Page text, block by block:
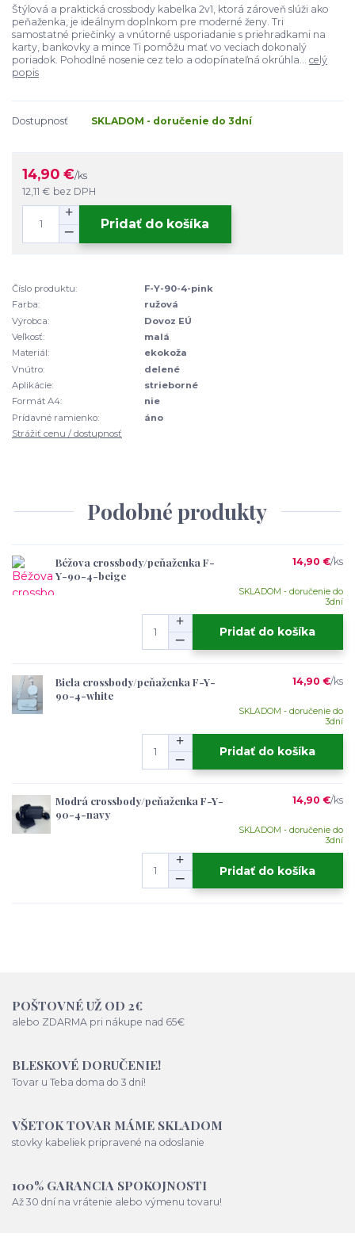
Štýlová a praktická crossbody kabelka 2v1, ktorá zároveň slúži ako
peňaženka, je ideálnym doplnkom pre moderné ženy. Tri
samostatné priečinky a vnútorné usporiadanie s priehradkami na
karty, bankovky a mince Ti pomôžu mať vo veciach dokonalý
poriadok. Pohodlné nosenie cez telo a odopínateľná okrúhla... celý
popis
Dostupnosť SKLADOM - doručenie do 3dní
14,90 €/ks
12,11 € bez DPH
Pridať do košíka
Číslo produktu:
F-Y-90-4-pink
Farba:
ružová
Výrobca:
Dovoz EÚ
Veľkosť:
malá
Materiál:
ekokoža
Vnútro:
delené
Aplikácie:
strieborné
Formát A4:
nie
Prídavné ramienko:
áno
Strážiť cenu / dostupnosť
Podobné produkty
Béžova crossbody/peňaženka F-
Y-90-4-beige
14,90 €/ks
SKLADOM - doručenie do
3dní
Pridať do košíka
Biela crossbody/peňaženka F-Y-
90-4-white
14,90 €/ks
SKLADOM - doručenie do
3dní
Pridať do košíka
Modrá crossbody/peňaženka F-Y-
90-4-navy
14,90 €/ks
SKLADOM - doručenie do
3dní
Pridať do košíka
POŠTOVNÉ UŽ OD 2€
alebo ZDARMA pri nákupe nad 65€
BLESKOVÉ DORUČENIE!
Tovar u Teba doma do 3 dní!
VŠETOK TOVAR MÁME SKLADOM
stovky kabeliek pripravené na odoslanie
100% GARANCIA SPOKOJNOSTI
Až 30 dní na vrátenie alebo výmenu tovaru!